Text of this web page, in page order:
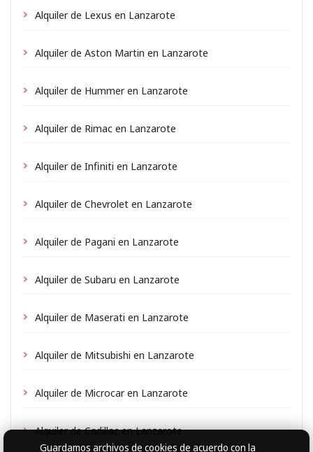
Alquiler de Lexus en Lanzarote
Alquiler de Aston Martin en Lanzarote
Alquiler de Hummer en Lanzarote
Alquiler de Rimac en Lanzarote
Alquiler de Infiniti en Lanzarote
Alquiler de Chevrolet en Lanzarote
Alquiler de Pagani en Lanzarote
Alquiler de Subaru en Lanzarote
Alquiler de Maserati en Lanzarote
Alquiler de Mitsubishi en Lanzarote
Alquiler de Microcar en Lanzarote
Alquiler de Cadillac en Lanzarote
Guardamos archivos de cookies de acuerdo con la